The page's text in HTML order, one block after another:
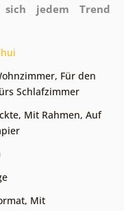
jedem Trend
, Für den
Schlafzimmer
, Mit Rahmen, Auf
, Mit